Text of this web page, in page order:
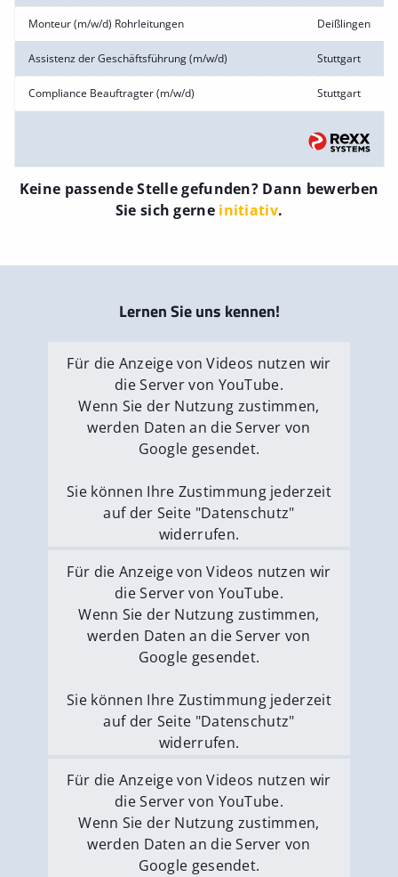
Monteur (m/w/d) Rohrleitungen Deißlingen
Assistenz der Geschäftsführung (m/w/d) Stuttgart
Compliance Beauftragter (m/w/d) Stuttgart
Keine passende Stelle gefunden? Dann bewerben
Sie sich gerne initiativ.
Lernen Sie uns kennen!
Für die Anzeige von Videos nutzen wir
die Server von YouTube.
Wenn Sie der Nutzung zustimmen,
werden Daten an die Server von
Google gesendet.
Sie können Ihre Zustimmung jederzeit
auf der Seite "Datenschutz"
widerrufen.
Externe Medien erlauben
Für die Anzeige von Videos nutzen wir
die Server von YouTube.
Wenn Sie der Nutzung zustimmen,
werden Daten an die Server von
Google gesendet.
Sie können Ihre Zustimmung jederzeit
auf der Seite "Datenschutz"
widerrufen.
Externe Medien erlauben
Für die Anzeige von Videos nutzen wir
die Server von YouTube.
Wenn Sie der Nutzung zustimmen,
werden Daten an die Server von
Google gesendet.